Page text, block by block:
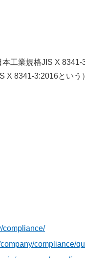
工業規格JIS X
8341-3:2016とい
compliance/
compliance/